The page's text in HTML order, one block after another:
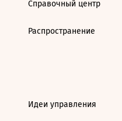
Справочный центр
Распространение
Идеи управления